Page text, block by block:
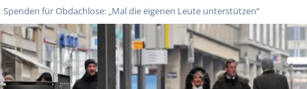
Spenden für Obdachlose: „Mal die eigenen Leute unterstützen“